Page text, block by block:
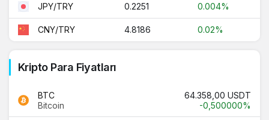
JPY/TRY 0.2251 0.004%
CNY/TRY 4.8186 0.02%
Kripto Para Fiyatları
BTC
Bitcoin
64.358,00 USDT
-0,500000%